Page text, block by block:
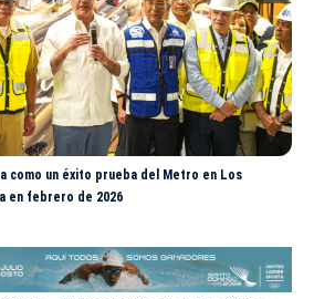
como un éxito prueba del Metro en Los
en febrero de 2026